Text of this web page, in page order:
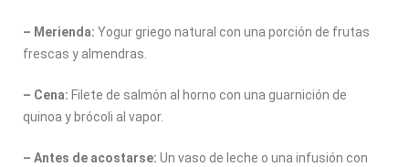
– Merienda: Yogur griego natural con una porción de frutas
frescas y almendras.
– Cena: Filete de salmón al horno con una guarnición de
quinoa y brócoli al vapor.
– Antes de acostarse: Un vaso de leche o una infusión con